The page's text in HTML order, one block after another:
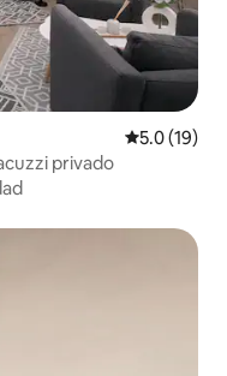
Calificación
5.0 (19)
romántica «en el campo» jacuzzi privado